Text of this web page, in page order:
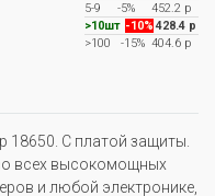
5-9
-5%
452.2 р
>10шт -10% 428.4 р
>100
-15% 404.6 р
18650. С платой защиты.
всех высокомощных
и любой электронике,